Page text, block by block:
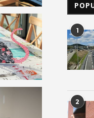
1
2